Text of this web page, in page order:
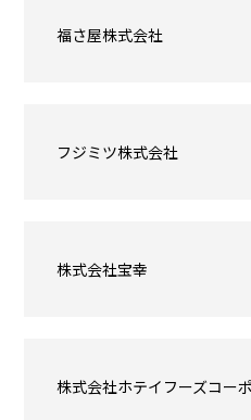
福さ屋株式会社
フジミツ株式会社
株式会社宝幸
株式会社ホテイフーズコー